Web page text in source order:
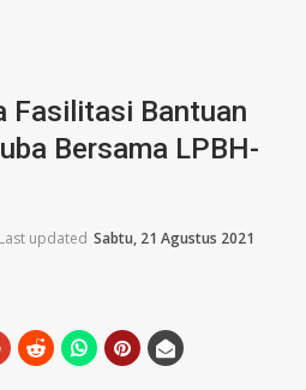
Fasilitasi Bantuan
Bersama LPBH-
Last updated Sabtu, 21 Agustus 2021